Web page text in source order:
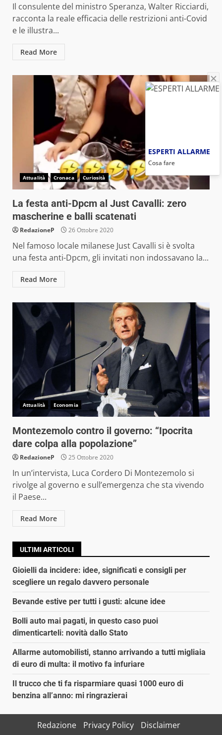
Il consulente del ministro Speranza, Walter Ricciardi,
racconta la reale efficacia delle restrizioni anti-Covid
e le illustra...
Read More
Attualità Cronaca Curiosità
La festa anti-Dpcm al Just Cavalli: zero
mascherine e balli scatenati
RedazioneP 26 Ottobre 2020
Nel famoso locale milanese Just Cavalli si è svolta
una festa anti-Dpcm, gli invitati non indossavano la...
Read More
Attualità Economia
Montezemolo contro il governo: “Ipocrita
dare colpa alla popolazione”
RedazioneP 25 Ottobre 2020
In un’intervista, Luca Cordero Di Montezemolo si
rivolge al governo e sull’emergenza che sta vivendo
il Paese...
Read More
ULTIMI ARTICOLI
Gioielli da incidere: idee, significati e consigli per
scegliere un regalo davvero personale
Bevande estive per tutti i gusti: alcune idee
Bolli auto mai pagati, in questo caso puoi
dimenticarteli: novità dallo Stato
Allarme automobilisti, stanno arrivando a tutti migliaia
di euro di multa: il motivo fa infuriare
Il trucco che ti fa risparmiare quasi 1000 euro di
benzina all’anno: mi ringrazierai
Redazione Privacy Policy Disclaimer
ESPERTI ALLARME
Cosa fare